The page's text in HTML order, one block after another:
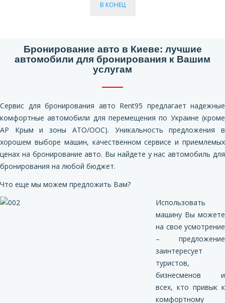
В КОНЕЦ
Бронирование авто в Киеве: лучшие
автомобили для бронирования к Вашим
услугам
Сервис для бронирования авто Rent95 предлагает надежные
комфортные автомобили для перемещения по Украине (кроме
АР Крым и зоны АТО/ООС). Уникальность предложения в
хорошем выборе машин, качественном сервисе и приемлемых
ценах на бронирование авто. Вы найдете у нас автомобиль для
бронирования на любой бюджет.
Что еще мы можем предложить Вам?
Использовать
машину Вы можете
на свое усмотрение
– предложение
заинтересует
туристов,
бизнесменов и
всех, кто привык к
комфортному